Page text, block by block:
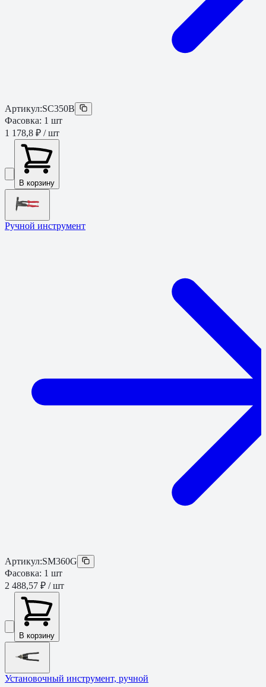
Артикул:SC350B
Фасовка: 1 шт
1 178,8 ₽ / шт
В корзину
Ручной инструмент
Артикул:SM360G
Фасовка: 1 шт
2 488,57 ₽ / шт
В корзину
Установочный инструмент, ручной